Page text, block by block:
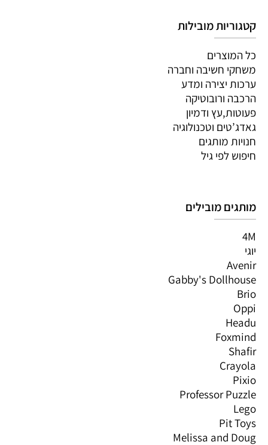
קטגוריות מובילות
כל המוצרים
משחקי חשיבה וחברה
ערכות יצירה ומדע
הרכבה ורובוטיקה
פעוטות,עץ ודמיון
גאדג’טים וטכנולוגיה
חנויות מותגים
חיפוש לפי גיל
מותגים מובילים
4M
יוגי
Avenir
Gabby's Dollhouse
Brio
Oppi
Headu
Foxmind
Shafir
Crayola
Pixio
Professor Puzzle
Lego
Pit Toys
Melissa and Doug